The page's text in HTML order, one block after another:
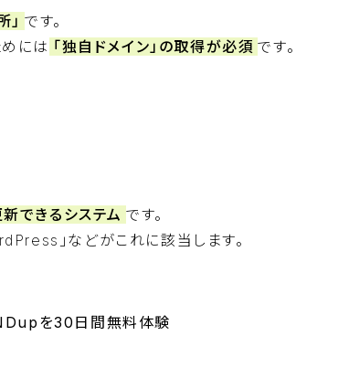
」 です。
には 「独自ドメイン」の取得が必須 です。
できるシステム です。
」などがこれに該当します。
を30日間無料体験